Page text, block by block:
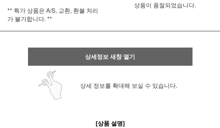
** 특가 상품은 A/S, 교환, 환불 처리
가 불가합니다. **
상품이 품절되었습니다.
상세정보 새창 열기
상세 정보를 확대해 보실 수 있습니다.
[상품 설명]